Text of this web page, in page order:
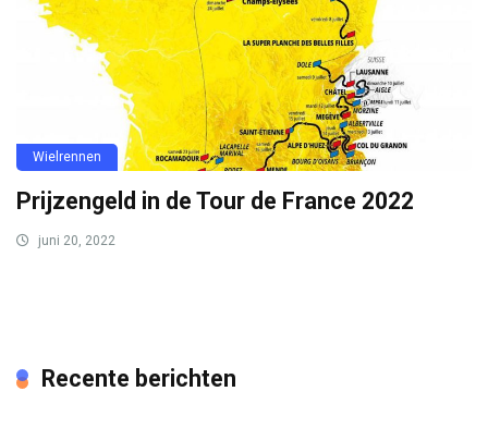
Wielrennen
Prijzengeld in de Tour de France 2022
juni 20, 2022
Recente berichten